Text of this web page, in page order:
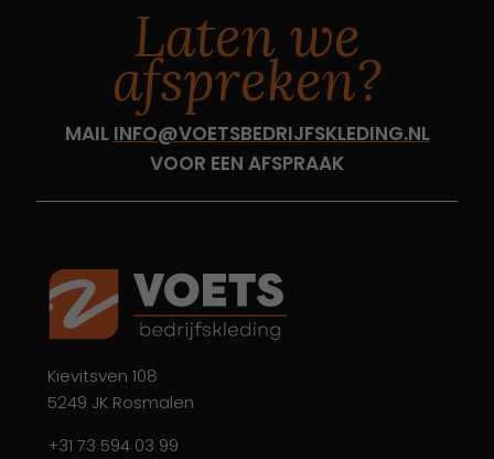
Laten we
afspreken?
MAIL INFO@VOETSBEDRIJFSKLEDING.NL
VOOR EEN AFSPRAAK
Kievitsven 108
5249 JK Rosmalen
+31 73 594 03 99